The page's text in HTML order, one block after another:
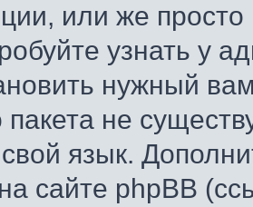
или же
узнать у
нужный
пакета не
язык.
сайте phpBB